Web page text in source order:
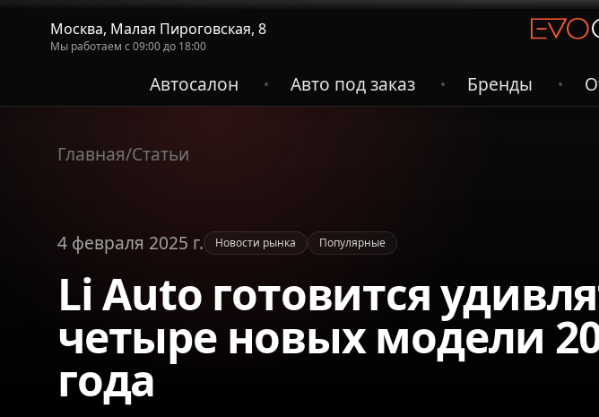
Москва, Малая Пироговская, 8
Мы работаем с 09:00 до 18:00
Автосалон
• Авто под заказ • Бренды •
Главная/Статьи
4 февраля 2025 г. Новости рынка Популярные
Li Auto готовится
четыре новых модели
года